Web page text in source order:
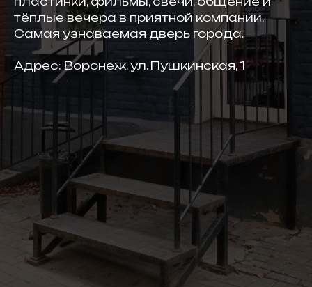
тёплые вечера в приятной компании.
Самая узнаваемая дверь города.
Адрес: Воронеж, ул. Пушкинская, 1